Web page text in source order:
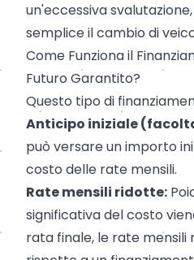
un'eccessiva
semplice il cambio di
Come Funziona il
Futuro Garantito?
Questo tipo di
Anticipo iniziale
può versare un importo
costo delle rate mensili.
Rate mensili ridotte:
significativa del costo
rata finale, le rate mensili